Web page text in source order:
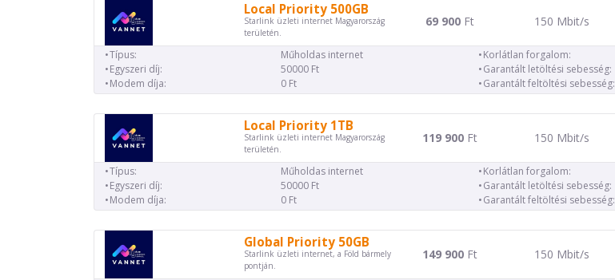
Local Priority 500GB
Starlink üzleti internet Magyarország
területén.
69 900Ft 150 Mbit/s
Típus:
Műholdas internet
Egyszeri díj:
50000 Ft
Modem díja:
0 Ft
Korlátlan forgalom:
Garantált letöltési sebesség:
Garantált feltöltési sebesség:
Local Priority 1TB
Starlink üzleti internet Magyarország
területén.
119 900Ft 150 Mbit/s
Típus:
Műholdas internet
Egyszeri díj:
50000 Ft
Modem díja:
0 Ft
Korlátlan forgalom:
Garantált letöltési sebesség:
Garantált feltöltési sebesség:
Global Priority 50GB
Starlink üzleti internet, a Föld bármely
pontján.
149 900Ft 150 Mbit/s